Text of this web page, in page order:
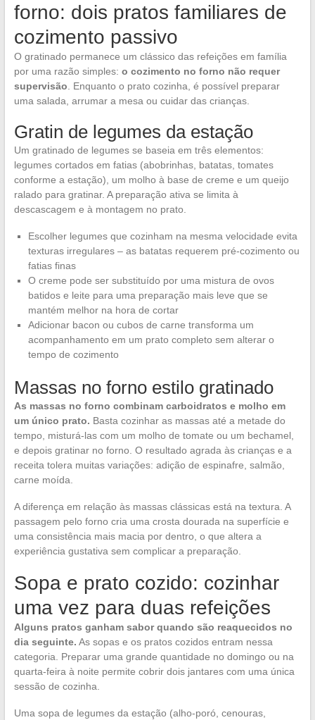
forno: dois pratos familiares de
cozimento passivo
O gratinado permanece um clássico das refeições em família
por uma razão simples: o cozimento no forno não requer
supervisão . Enquanto o prato cozinha, é possível preparar
uma salada, arrumar a mesa ou cuidar das crianças.
Gratin de legumes da estação
Um gratinado de legumes se baseia em três elementos:
legumes cortados em fatias (abobrinhas, batatas, tomates
conforme a estação), um molho à base de creme e um queijo
ralado para gratinar. A preparação ativa se limita à
descascagem e à montagem no prato.
Escolher legumes que cozinham na mesma velocidade evita
texturas irregulares – as batatas requerem pré-cozimento ou
fatias finas
O creme pode ser substituído por uma mistura de ovos
batidos e leite para uma preparação mais leve que se
mantém melhor na hora de cortar
Adicionar bacon ou cubos de carne transforma um
acompanhamento em um prato completo sem alterar o
tempo de cozimento
Massas no forno estilo gratinado
As massas no forno combinam carboidratos e molho em
um único prato. Basta cozinhar as massas até a metade do
tempo, misturá-las com um molho de tomate ou um bechamel,
e depois gratinar no forno. O resultado agrada às crianças e a
receita tolera muitas variações: adição de espinafre, salmão,
carne moída.
A diferença em relação às massas clássicas está na textura. A
passagem pelo forno cria uma crosta dourada na superfície e
uma consistência mais macia por dentro, o que altera a
experiência gustativa sem complicar a preparação.
Sopa e prato cozido: cozinhar
uma vez para duas refeições
Alguns pratos ganham sabor quando são reaquecidos no
dia seguinte. As sopas e os pratos cozidos entram nessa
categoria. Preparar uma grande quantidade no domingo ou na
quarta-feira à noite permite cobrir dois jantares com uma única
sessão de cozinha.
Uma sopa de legumes da estação (alho-poró, cenouras,